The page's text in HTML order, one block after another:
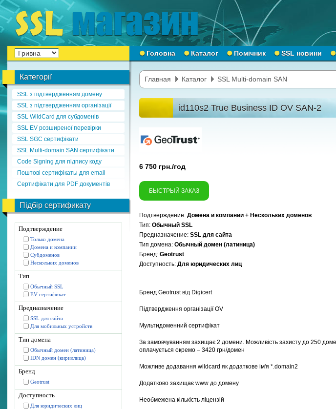
Головна Каталог Помічник SSL новини
Категорії
SSL з підтвердженням домену
SSL з підтвердженням організації
SSL WildCard для субдоменів
SSL EV розширеної перевірки
SSL SGC сертифікати
SSL Multi-domain SAN сертифікати
Code Signing для підпису коду
Поштові сертифікаты для email
Сертифікати для PDF документів
Підбір сертификату
Подтверждение
Только домена
Домена и компании
Субдоменов
Нескольких доменов
Тип
Обычный SSL
EV сертификат
Предназначение
SSL для сайта
Для мобильных устройств
Тип домена
Обычный домен (латиница)
IDN домен (кириллица)
Бренд
Geotrust
Доступность
Для юридических лиц
Главная Каталог SSL Multi-domain SAN
id110s2 True Business ID OV SAN-2
6 750 грн./год
БЫСТРЫЙ ЗАКАЗ
Подтверждение: Домена и компании + Нескольких доменов
Тип: Обычный SSL
Предназначение: SSL для сайта
Тип домена: Обычный домен (латиница)
Бренд: Geotrust
Доступность: Для юридических лиц
Бренд Geotrust від Digicert
Підтвердження організації OV
Мультидоменний сертифікат
За замовчуванням захищає 2 домени. Можливість захисту до 250
оплачується окремо – 3420 грн/домен
Можливе додавання wildcard як додаткове ім'я *.domain2
Додатково захищає www до домену
Необмежена кількість ліцензій